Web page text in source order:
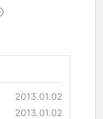
2013.01.02
2013.01.02